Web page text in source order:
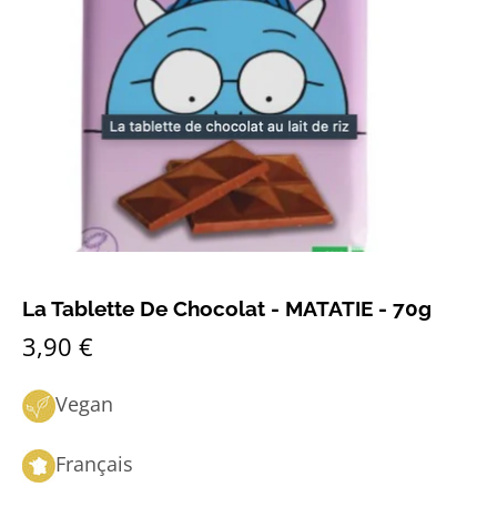
La Tablette De Chocolat - MATATIE - 70g
3,90 €
Vegan
Français